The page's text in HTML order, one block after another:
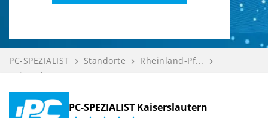
PC-SPEZIALIST navigate_next Standorte navigate_next Rheinland-Pf... navigate_next
Kaiserslaute...
PC-SPEZIALIST Kaiserslautern